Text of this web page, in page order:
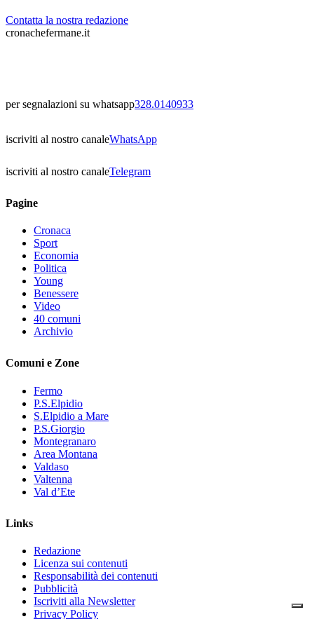
Contatta la nostra redazione
cronachefermane.it
per segnalazioni su whatsapp328.0140933
iscriviti al nostro canaleWhatsApp
iscriviti al nostro canaleTelegram
Pagine
Cronaca
Sport
Economia
Politica
Young
Benessere
Video
40 comuni
Archivio
Comuni e Zone
Fermo
P.S.Elpidio
S.Elpidio a Mare
P.S.Giorgio
Montegranaro
Area Montana
Valdaso
Valtenna
Val d’Ete
Links
Redazione
Licenza sui contenuti
Responsabilità dei contenuti
Pubblicità
Iscriviti alla Newsletter
Privacy Policy